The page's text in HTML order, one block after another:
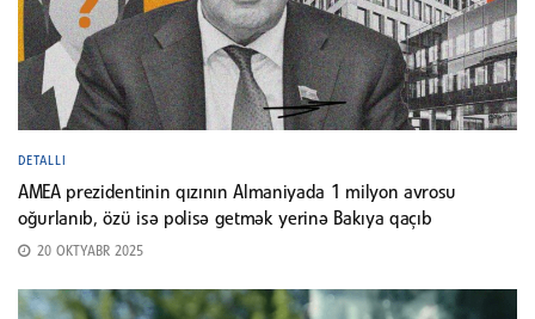
DETALLI
AMEA prezidentinin qızının Almaniyada 1 milyon avrosu
oğurlanıb, özü isə polisə getmək yerinə Bakıya qaçıb
20 OKTYABR 2025